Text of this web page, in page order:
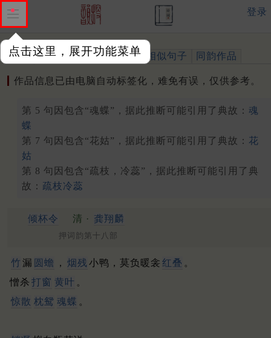
点击这里，展开功能菜单
登录
作品 标注四声 出处、引用 相似句子 同韵作品
作品信息已由电脑自动标签化，难免有误，仅供参考。
第 5 句因包含“魂蝶”，据此推断可能引用了典故： 魂
蝶
第 7 句因包含“花姑”，据此推断可能引用了典故： 花
姑
第 8 句因包含“疏枝，冷蕊”，据此推断可能引用了典
故： 疏枝冷蕊
倾杯令 清 · 龚翔麟
押词韵第十八部
竹 漏 圆蟾 ， 烟残 小鸭，莫负暖衾 红叠 。
憎杀 打窗 黄叶 。
惊散 枕鸳 魂蝶 。